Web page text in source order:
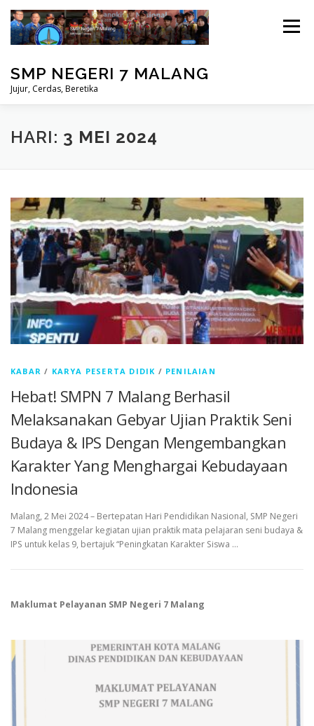
konten
SMP NEGERI 7 MALANG
Jujur, Cerdas, Beretika
Menu
BERANDA PRESTASI
HARI: 3 MEI 2024
KABAR / KARYA PESERTA DIDIK / PENILAIAN
Hebat! SMPN 7 Malang Berhasil
Melaksanakan Gebyar Ujian Praktik Seni
Budaya & IPS Dengan Mengembangkan
Karakter Yang Menghargai Kebudayaan
Indonesia
Malang, 2 Mei 2024 – Bertepatan Hari Pendidikan Nasional, SMP Negeri
7 Malang menggelar kegiatan ujian praktik mata pelajaran seni budaya &
IPS untuk kelas 9, bertajuk “Peningkatan Karakter Siswa …
Maklumat Pelayanan SMP Negeri 7 Malang